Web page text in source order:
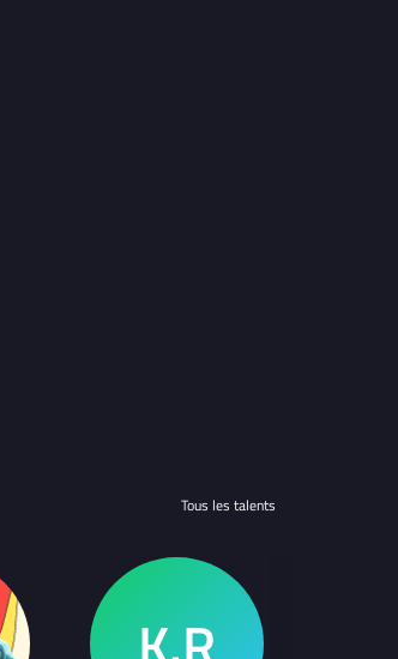
Tous les talents